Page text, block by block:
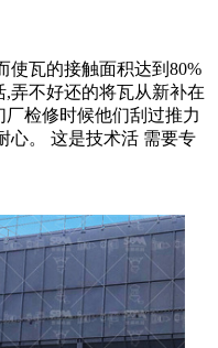
使瓦的接触面积达到80%
弄不好还的将瓦从新补在
检修时候他们刮过推力
心。 这是技术活 需要专